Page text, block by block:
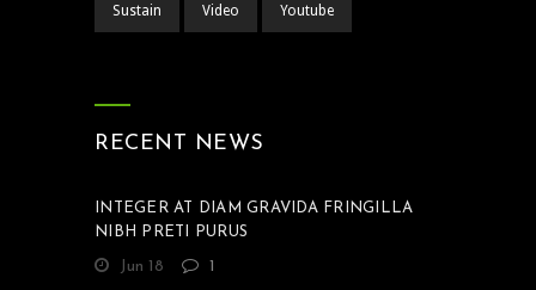
Sustain Video Youtube
RECENT NEWS
INTEGER AT DIAM GRAVIDA FRINGILLA
NIBH PRETI PURUS
Jun 18 1